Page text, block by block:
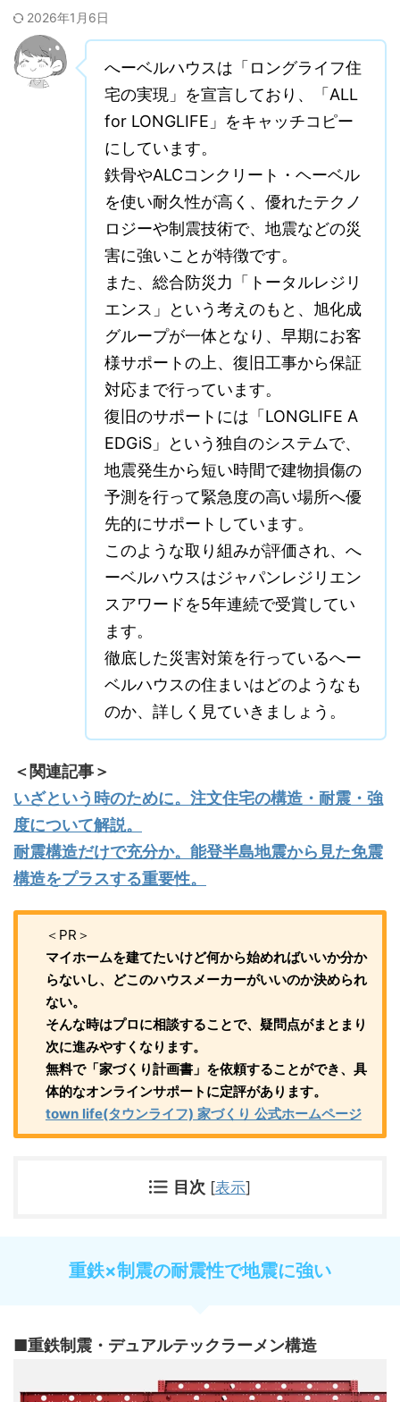
2026年1月6日
へーベルハウスは「ロングライフ住
宅の実現」を宣言しており、「ALL
for LONGLIFE」をキャッチコピー
にしています。
鉄骨やALCコンクリート・ヘーベル
を使い耐久性が高く、優れたテクノ
ロジーや制震技術で、地震などの災
害に強いことが特徴です。
また、総合防災力「トータルレジリ
エンス」という考えのもと、旭化成
グループが一体となり、早期にお客
様サポートの上、復旧工事から保証
対応まで行っています。
復旧のサポートには「LONGLIFE A
EDGiS」という独自のシステムで、
地震発生から短い時間で建物損傷の
予測を行って緊急度の高い場所へ優
先的にサポートしています。
このような取り組みが評価され、へ
ーベルハウスはジャパンレジリエン
スアワードを5年連続で受賞してい
ます。
徹底した災害対策を行っているへー
ベルハウスの住まいはどのようなも
のか、詳しく見ていきましょう。
＜関連記事＞
いざという時のために。注文住宅の構造・耐震・強
度について解説。
耐震構造だけで充分か。能登半島地震から見た免震
構造をプラスする重要性。
＜PR＞
マイホームを建てたいけど何から始めればいいか分か
らないし、どこのハウスメーカーがいいのか決められ
ない。
そんな時はプロに相談することで、疑問点がまとまり
次に進みやすくなります。
無料で「家づくり計画書」を依頼することができ、具
体的なオンラインサポートに定評があります。
town life(タウンライフ) 家づくり 公式ホームページ
目次 [表示]
重鉄×制震の耐震性で地震に強い
■重鉄制震・デュアルテックラーメン構造